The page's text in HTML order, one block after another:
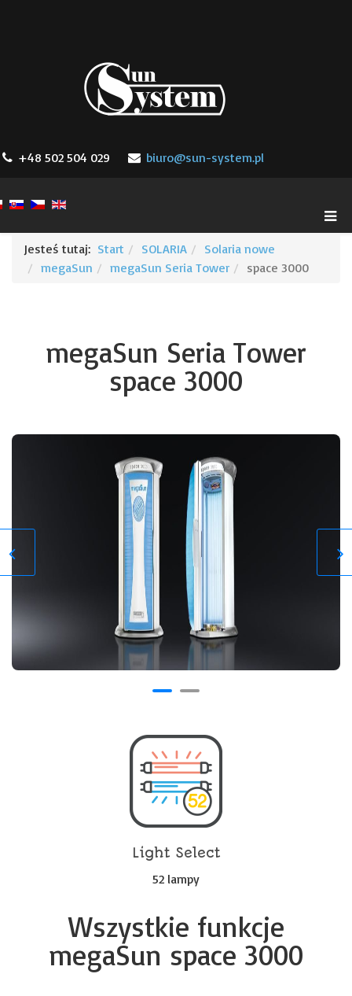
+48 502 504 029 biuro@sun-system.pl
Jesteś tutaj: Start SOLARIA
Solaria nowe
megaSun
megaSun Seria Tower space 3000
megaSun Seria Tower
space 3000
Light Select
52 lampy
Wszystkie funkcje
megaSun space 3000